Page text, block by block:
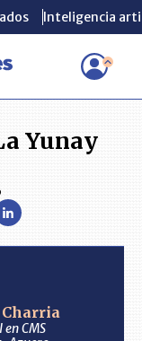
Inteligencia
México, Canadá y La
Inteligencia
Yunay
en CMS